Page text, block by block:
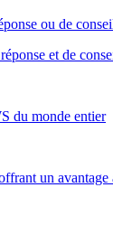
ou de
et de
du monde entier
un